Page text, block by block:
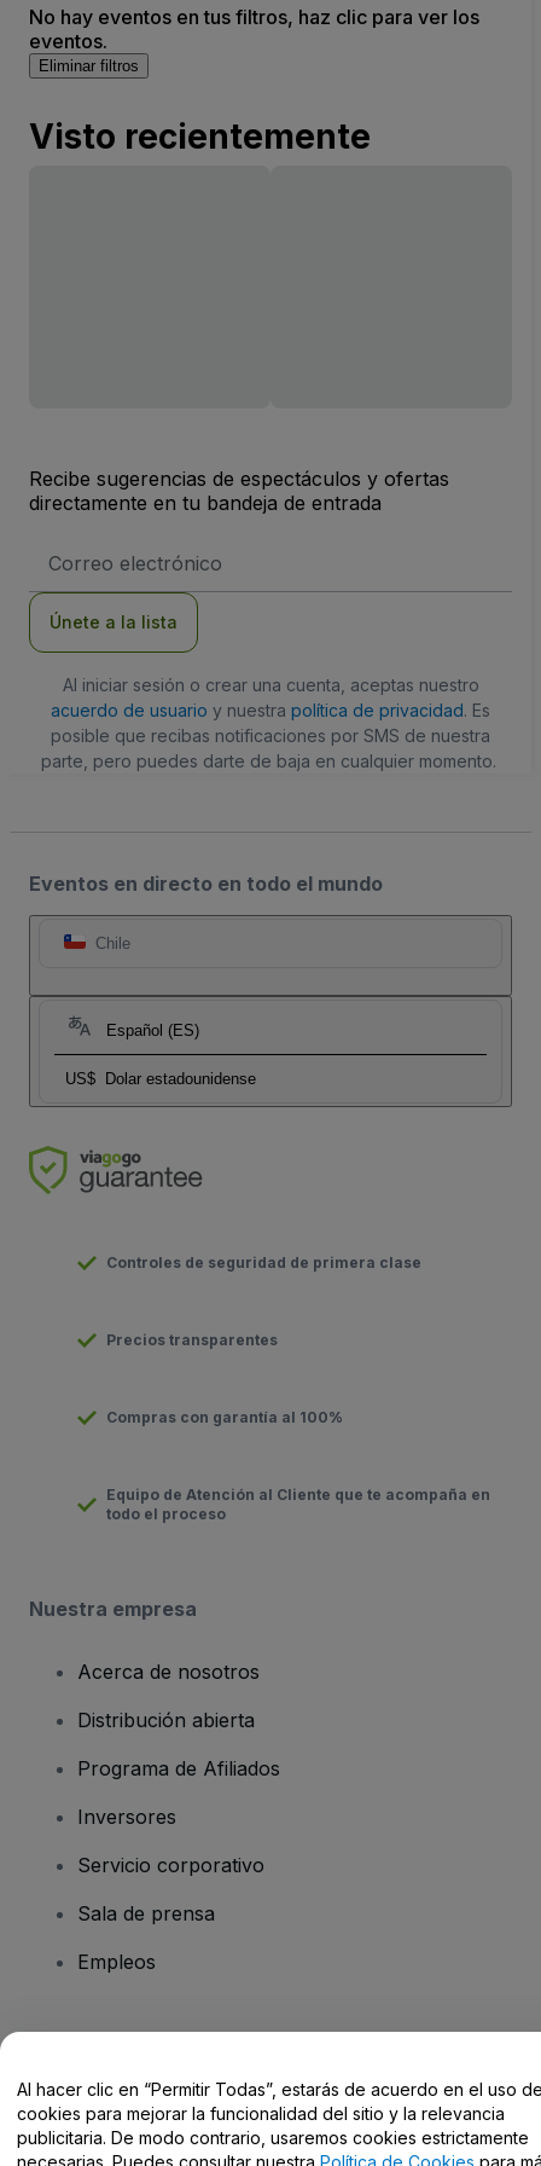
No hay eventos en tus filtros, haz clic para ver los
eventos.
Eliminar filtros
Visto recientemente
Recibe sugerencias de espectáculos y ofertas
directamente en tu bandeja de entrada
de
Únete a la lista
Al iniciar sesión o crear una cuenta, aceptas nuestro
acuerdo de usuario y nuestra política de privacidad. Es
posible que recibas notificaciones por SMS de nuestra
parte, pero puedes darte de baja en cualquier momento.
Eventos en directo en todo el mundo
Chile
Español (ES)
US$ Dolar estadounidense
Controles de seguridad de primera clase
Precios transparentes
Compras con garantía al 100%
Equipo de Atención al Cliente que te acompaña en
todo el proceso
Nuestra empresa
Acerca de nosotros
Distribución abierta
Programa de Afiliados
Inversores
Servicio corporativo
Sala de prensa
Empleos
Centro de Ayuda / Contacto
Al hacer clic en “Permitir Todas”, estarás de acuerdo en el uso
cookies para mejorar la funcionalidad del sitio y la relevancia
publicitaria. De modo contrario, usaremos cookies estrictamente
necesarias. Puedes consultar nuestra Política de Cookies para